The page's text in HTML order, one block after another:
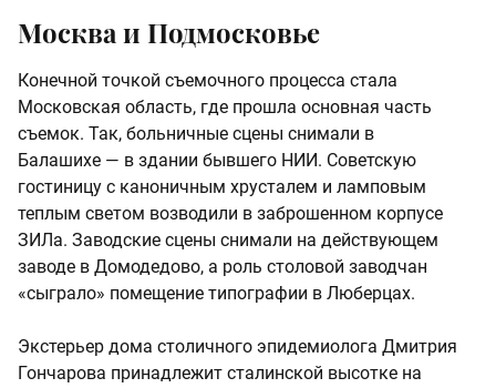
Москва и Подмосковье
Конечной точкой съемочного процесса стала
Московская область, где прошла основная часть
съемок. Так, больничные сцены снимали в
Балашихе — в здании бывшего НИИ. Советскую
гостиницу с каноничным хрусталем и ламповым
теплым светом возводили в заброшенном корпусе
ЗИЛа. Заводские сцены снимали на действующем
заводе в Домодедово, а роль столовой заводчан
«сыграло» помещение типографии в Люберцах.
Экстерьер дома столичного эпидемиолога Дмитрия
Гончарова принадлежит сталинской высотке на